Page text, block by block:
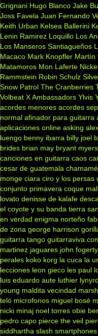
Grignani Hugo Blanco Jake
Joss Favela Juan Fernando
Keith Urban Kelsea Ballerini
Lenin Ramirez Loquillo Los
Los Manseros Santiagueños
Macaco Mark Knopfler Martín
Matamoros Mon Laferte
Rammstein Robin Schulz
Snow Patrol The Cranberries
Volbeat X Ambassadors Ylvis
acordes menores acordes
normal afinador para guitarra
aplicaciones online asking
luengo benny ibarra billy joel
brides brian may bryant myers
canciones en guitarra caos
cesar de guatemala chamamé
monge ciara ciro y los persas
conjunto primavera coque
lovato denisse de kalafe
el coyote y su banda tierra
en verdad enigma norteño
de zona george harrison
guitarra tango
martinez jaguares john fogerty
perales koko korg la cuca la
lecciones leon gieco les paul
luis eduardo aute luthier
young maldita vecindad
teló microfonos miguel bosé
nicki minaj noel torres obie
pedro capo pierce the veil
siddhartha slash smartphones